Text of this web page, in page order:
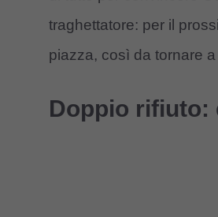
traghettatore: per il
piazza, così da tornare
Doppio rifiuto: